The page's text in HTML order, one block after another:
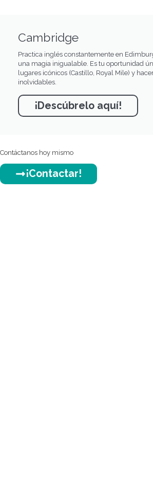
Cambridge
Practica inglés constantemente en
una magia inigualable. Es tu oportunidad
lugares icónicos (Castillo, Royal Mile) y
inolvidables.
¡Descúbrelo aquí!
Contáctanos hoy mismo​
¡Contactar!